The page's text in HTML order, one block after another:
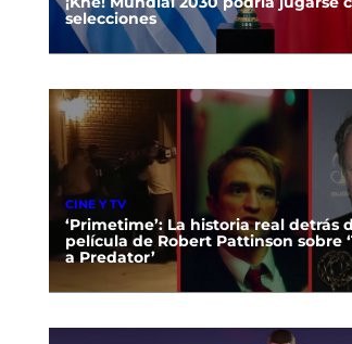
selecciones
CINE Y TV
‘Primetime’: La historia real detrás
película de Robert Pattinson sobre
a Predator’